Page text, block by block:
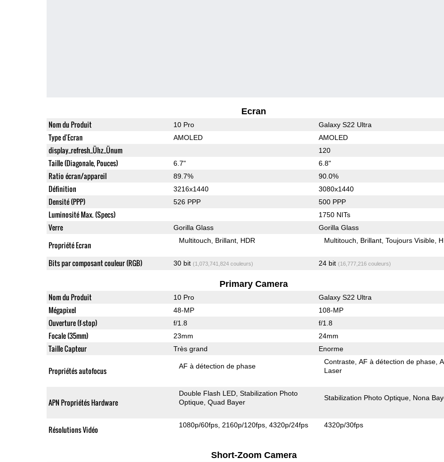
Ecran
Nom du Produit 10 Pro Galaxy S22 Ultra
Type d'Ecran AMOLED AMOLED
display_refresh_Ühz_Ünum 120
Taille (Diagonale, Pouces) 6.7" 6.8"
Ratio écran/appareil 89.7% 90.0%
Définition 3216x1440 3080x1440
Densité (PPP) 526 PPP 500 PPP
Luminosité Max. (Specs) 1750 NITs
Verre Gorilla Glass Gorilla Glass
Propriété Ecran Multitouch Brillant HDR Multitouch Brillant Toujours Visible
Bits par composant couleur (RGB) 30 bit (1,073,741,824 couleurs) 24 bit (16,777,216 couleurs)
Primary Camera
Nom du Produit 10 Pro Galaxy S22 Ultra
Mégapixel 48-MP 108-MP
Ouverture (f-stop) f/1.8 f/1.8
Focale (35mm) 23mm 24mm
Taille Capteur Très grand Enorme
Propriétés autofocus AF à détection de phase
Contraste AF à détection de phase
Laser
APN Propriétés Hardware
Double Flash LED Stabilization Photo
Optique Quad Bayer
Stabilization Photo Optique Nona
Résolutions Vidéo 1080p/60fps 2160p/120fps 4320p/24fps 4320p/30fps
Short-Zoom Camera